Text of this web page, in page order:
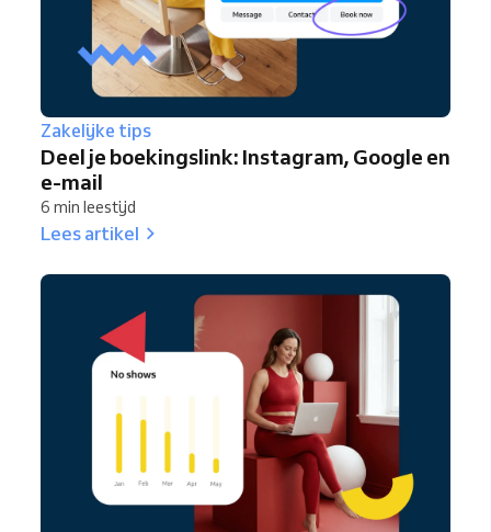
Zakelijke tips
Deel je boekingslink: Instagram, Google en
e-mail
6 min leestijd
Lees artikel